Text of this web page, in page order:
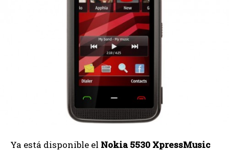
Ya está disponible el Nokia 5530 XpressMusic